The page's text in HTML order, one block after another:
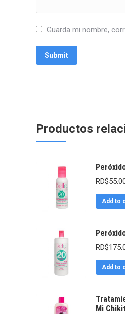
Guarda mi nombre,
Productos
RD$
Add to
RD$
Add to
Mi